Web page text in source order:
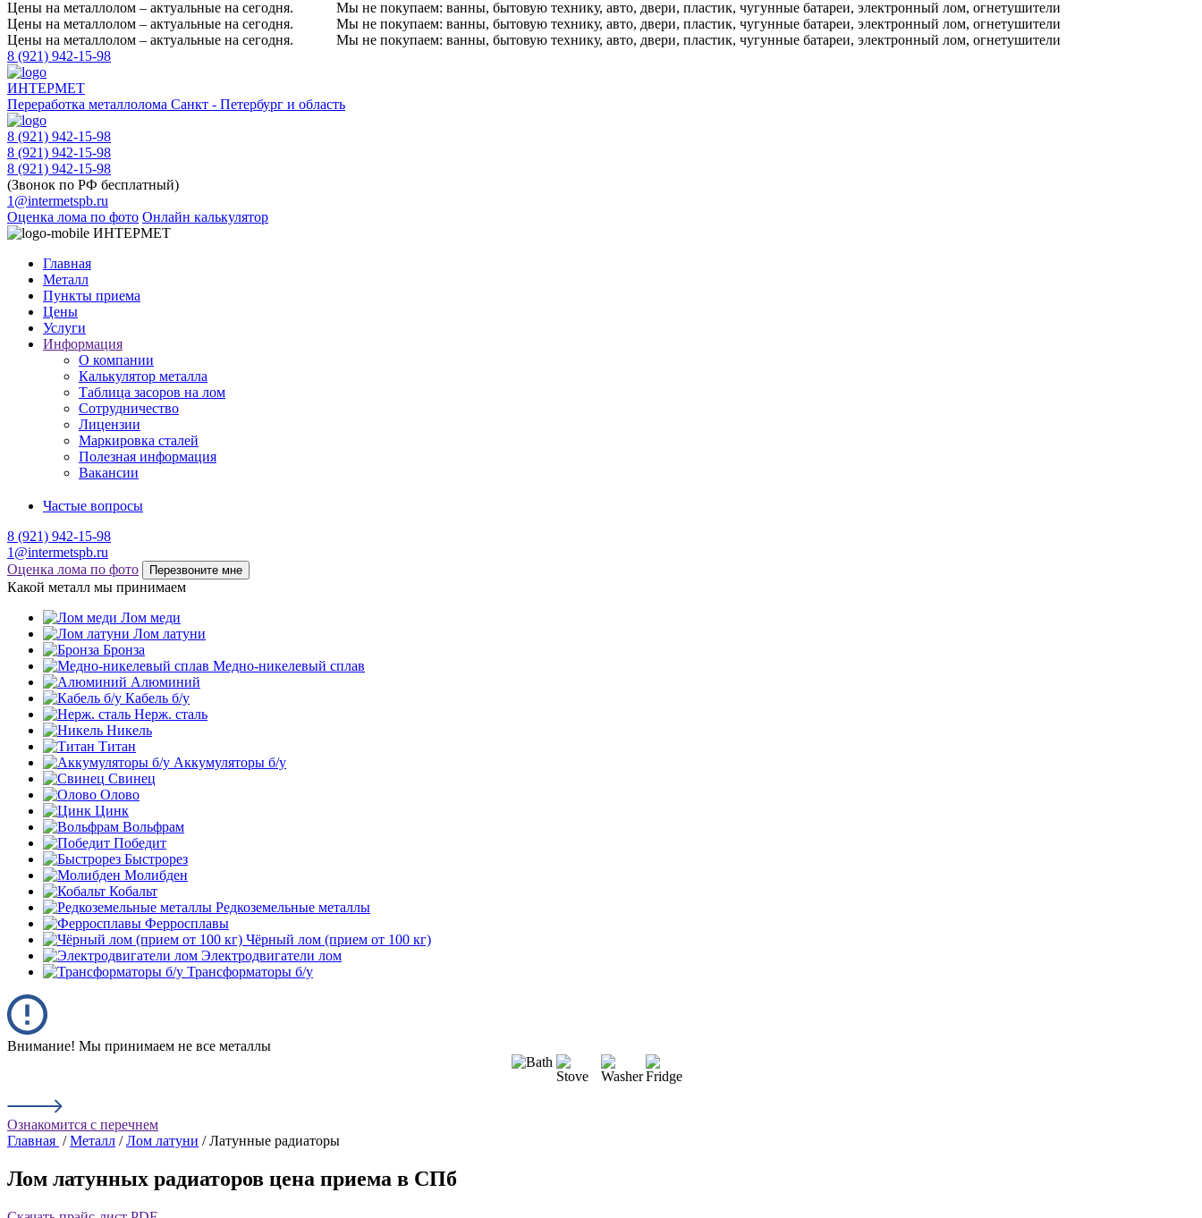
Цены на металлолом – актуальные на сегодня.
Мы не покупаем: ванны, бытовую технику, авто, двери, пластик, чугунные батареи, электронный лом, огнетушители
Цены на металлолом – актуальные на сегодня.
Мы не покупаем: ванны, бытовую технику, авто, двери, пластик, чугунные батареи, электронный лом, огнетушители
Цены на металлолом – актуальные на сегодня.
Мы не покупаем: ванны, бытовую технику, авто, двери, пластик, чугунные батареи, электронный лом, огнетушители
8 (921) 942-15-98
ИНТЕРМЕТ
Переработка металлолома Санкт - Петербург и область
8 (921) 942-15-98
8 (921) 942-15-98
8 (921) 942-15-98
(Звонок по РФ бесплатный)
1@intermetspb.ru
Оценка лома по фото Онлайн калькулятор
ИНТЕРМЕТ
Главная
Металл
Пункты приема
Цены
Услуги
Информация
О компании
Калькулятор металла
Таблица засоров на лом
Сотрудничество
Лицензии
Маркировка сталей
Полезная информация
Вакансии
Частые вопросы
8 (921) 942-15-98
1@intermetspb.ru
Оценка лома по фото
Перезвоните мне
Какой металл мы принимаем
Лом меди
Лом латуни
Бронза
Медно-никелевый сплав
Алюминий
Кабель б/у
Нерж. сталь
Никель
Титан
Аккумуляторы б/у
Свинец
Олово
Цинк
Вольфрам
Победит
Быстрорез
Молибден
Кобальт
Редкоземельные металлы
Ферросплавы
Чёрный лом (прием от 100 кг)
Электродвигатели лом
Трансформаторы б/у
Внимание! Мы принимаем не все металлы
Ознакомится с перечнем
Главная /Металл /Лом латуни / Латунные радиаторы
Лом латунных радиаторов цена приема в СПб